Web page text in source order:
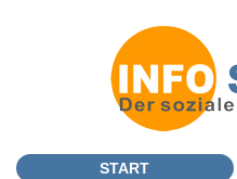
START